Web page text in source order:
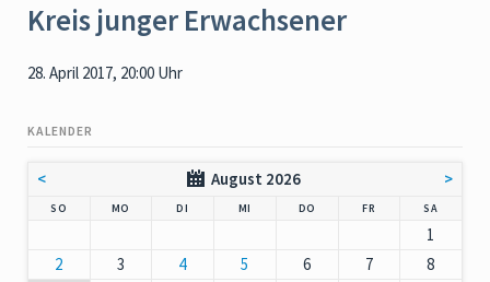
Kreis junger Erwachsener
28. April 2017, 20:00 Uhr
KALENDER
< August 2026 >
SO MO DI MI DO NNERSTAG
FR SAMSTAG
1
2
3 4 5 6 7
8